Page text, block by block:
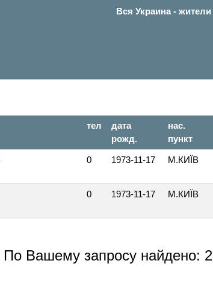
Вся Украина - жители
тел
дата
рожд.
нас.
пункт
0 1973-11-17 М.КИЇВ
0 1973-11-17 М.КИЇВ
По Вашему запросу найдено: 2